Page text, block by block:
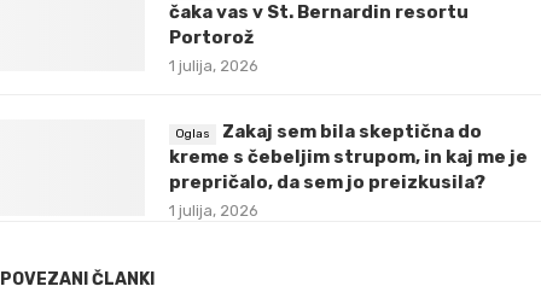
čaka vas v St. Bernardin resortu
Portorož
1 julija, 2026
Zakaj sem bila skeptična do
kreme s čebeljim strupom, in kaj me je
prepričalo, da sem jo preizkusila?
1 julija, 2026
POVEZANI ČLANKI